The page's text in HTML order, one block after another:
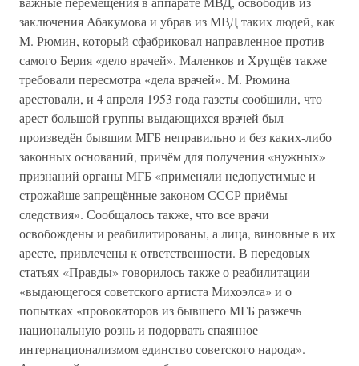
заключения Абакумова и убрав из МВД таких людей, как
М. Рюмин, который сфабриковал направленное против
самого Берия «дело врачей». Маленков и Хрущёв также
требовали пересмотра «дела врачей». М. Рюмина
арестовали, и 4 апреля 1953 года газеты сообщили, что
арест большой группы выдающихся врачей был
произведён бывшим МГБ неправильно и без каких-либо
законных оснований, причём для получения «нужных»
признаний органы МГБ «применяли недопустимые и
строжайше запрещённые законом СССР приёмы
следствия». Сообщалось также, что все врачи
освобождены и реабилитированы, а лица, виновные в их
аресте, привлечены к ответственности. В передовых
статьях «Правды» говорилось также о реабилитации
«выдающегося советского артиста Михоэлса» и о
попытках «провокаторов из бывшего МГБ разжечь
национальную рознь и подорвать спаянное
интернационализмом единство советского народа».